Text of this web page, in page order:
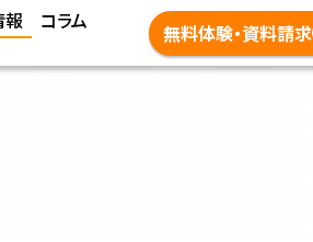
報 コラム 無料体験・資料請求